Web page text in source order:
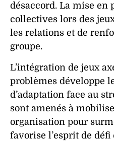
désaccord. La mise en
collectives lors des
les relations et de
groupe.
L’intégration de jeux
problèmes développe
d’adaptation face au
sont amenés à
organisation pour
favorise l’esprit de défi